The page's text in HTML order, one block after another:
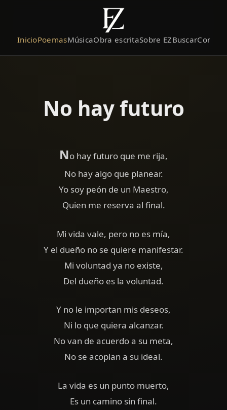
InicioPoemasMúsicaObra escritaSobre EZBuscar
No hay futuro
No hay futuro que me rija,
No hay algo que planear.
Yo soy peón de un Maestro,
Quien me reserva al final.
Mi vida vale, pero no es mía,
Y el dueño no se quiere manifestar.
Mi voluntad ya no existe,
Del dueño es la voluntad.
Y no le importan mis deseos,
Ni lo que quiera alcanzar.
No van de acuerdo a su meta,
No se acoplan a su ideal.
La vida es un punto muerto,
Es un camino sin final.